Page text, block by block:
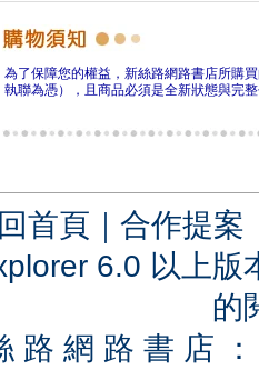
為了保障您的權益，新絲路網路書店所購
執聯為憑），且商品必須是全新狀態與完
回首頁 ｜ 合作提案
6.0 以上
的
路 網 路 書 店